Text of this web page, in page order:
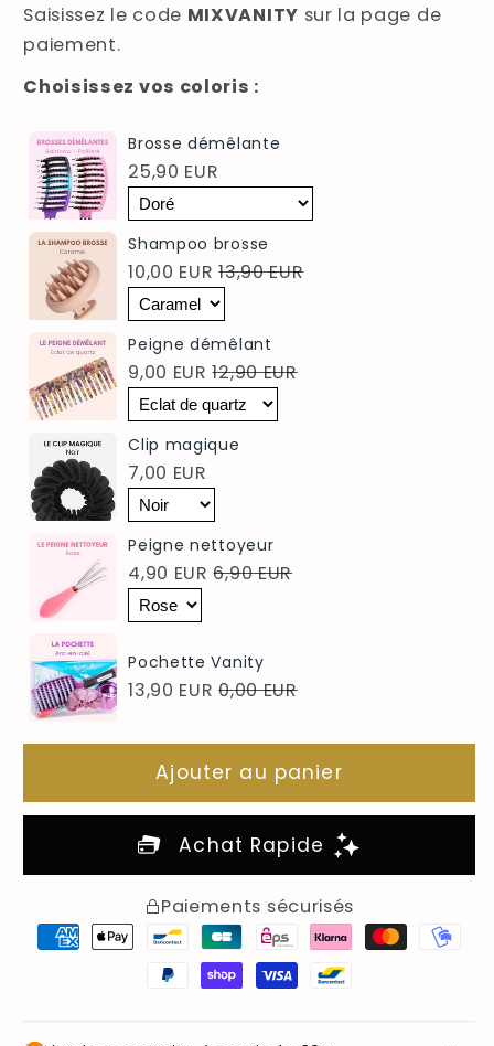
Saisissez le code MIXVANITY sur la page de
paiement.
Choisissez vos coloris :
Brosse démêlante
25,90 EUR
Shampoo brosse
10,00 EUR13,90 EUR
Peigne démêlant
9,00 EUR12,90 EUR
Clip magique
7,00 EUR
Peigne nettoyeur
4,90 EUR6,90 EUR
Pochette Vanity
13,90 EUR0,00 EUR
Ajouter au panier
Paiements sécurisés